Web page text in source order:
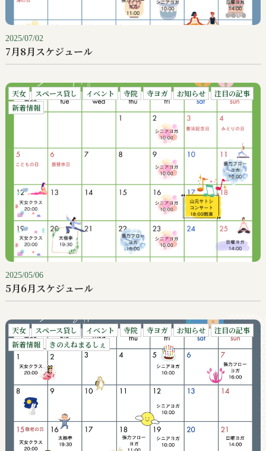
2025/07/02
7月8月スケジュール
天女 スペース貸し イベント 寺院 寺ヨガ お知らせ
注目の記事
新着情報
2025/05/06
5月6月スケジュール
天女 スペース貸し イベント 寺院 寺ヨガ お知らせ
注目の記事
新着情報
きのえねまるしぇ